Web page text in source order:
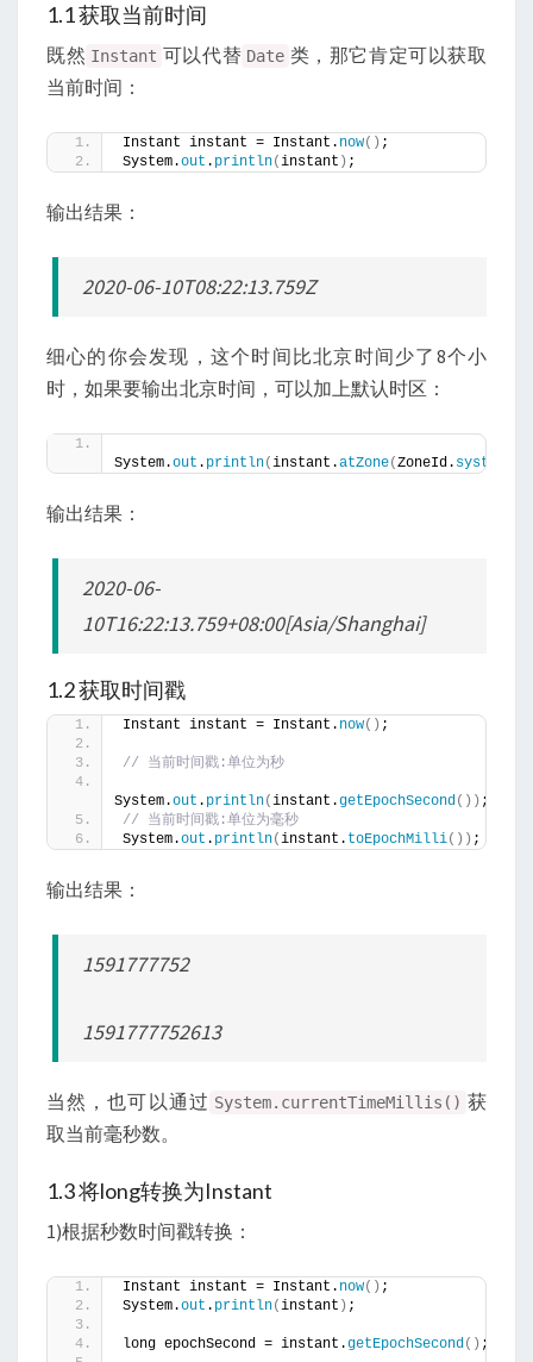
1.1 获取当前时间
既然 Instant 可以代替 Date 类，那它肯定可以获取
当前时间：
Instant instant = Instant. now() ;
System.out . println(instant ) ;
输出结果：
2020-06-10T08:22:13.759Z
细心的你会发现，这个时间比北京时间少了8个小
时，如果要输出北京时间，可以加上默认时区：
System.out . println(instant.atZone(ZoneId.
输出结果：
2020-06-
10T16:22:13.759+08:00[Asia/Shanghai]
1.2 获取时间戳
Instant instant = Instant. now() ;
// 当前时间戳:单位为秒
System.out . println(instant.getEpochSecond()) ;
// 当前时间戳:单位为毫秒
System.out . println(instant. toEpochMilli()) ;
输出结果：
1591777752
1591777752613
当然，也可以通过 System.currentTimeMillis() 获
取当前毫秒数。
1.3 将long转换为Instant
1)根据秒数时间戳转换：
Instant instant = Instant. now() ;
System.out . println(instant ) ;
long epochSecond = instant.getEpochSecond() ;